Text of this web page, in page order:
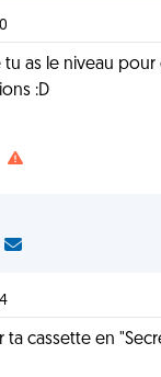
as le niveau pour
:D
ta cassette en